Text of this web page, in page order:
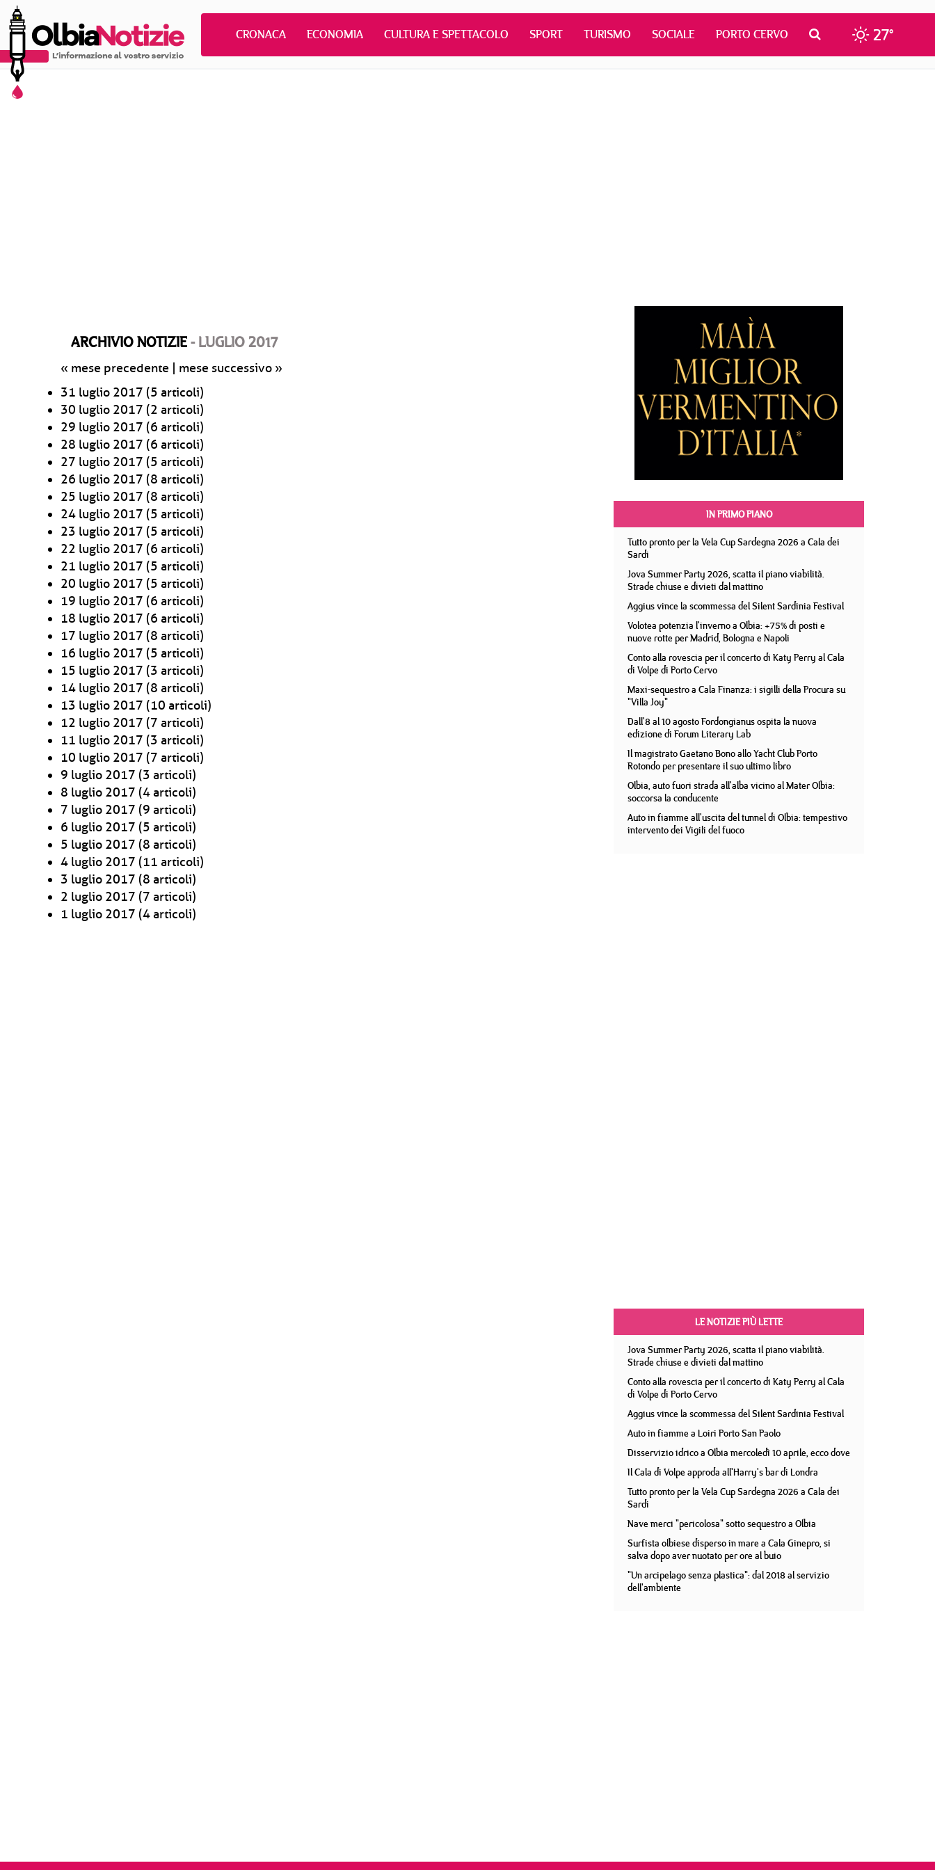
CRONACA ECONOMIA CULTURA E SPETTACOLO SPORT TURISMO SOCIALE PORTO CERVO 27°
ARCHIVIO NOTIZIE- LUGLIO 2017
« mese precedente
mese successivo »
31 luglio 2017 (5 articoli)
30 luglio 2017 (2 articoli)
29 luglio 2017 (6 articoli)
28 luglio 2017 (6 articoli)
27 luglio 2017 (5 articoli)
26 luglio 2017 (8 articoli)
25 luglio 2017 (8 articoli)
24 luglio 2017 (5 articoli)
23 luglio 2017 (5 articoli)
22 luglio 2017 (6 articoli)
21 luglio 2017 (5 articoli)
20 luglio 2017 (5 articoli)
19 luglio 2017 (6 articoli)
18 luglio 2017 (6 articoli)
17 luglio 2017 (8 articoli)
16 luglio 2017 (5 articoli)
15 luglio 2017 (3 articoli)
14 luglio 2017 (8 articoli)
13 luglio 2017 (10 articoli)
12 luglio 2017 (7 articoli)
11 luglio 2017 (3 articoli)
10 luglio 2017 (7 articoli)
9 luglio 2017 (3 articoli)
8 luglio 2017 (4 articoli)
7 luglio 2017 (9 articoli)
6 luglio 2017 (5 articoli)
5 luglio 2017 (8 articoli)
4 luglio 2017 (11 articoli)
3 luglio 2017 (8 articoli)
2 luglio 2017 (7 articoli)
1 luglio 2017 (4 articoli)
IN PRIMO PIANO
Tutto pronto per la Vela Cup Sardegna 2026 a Cala dei
Sardi
Jova Summer Party 2026, scatta il piano viabilità.
Strade chiuse e divieti dal mattino
Aggius vince la scommessa del Silent Sardinia Festival
Volotea potenzia l'inverno a Olbia: +75% di posti e
nuove rotte per Madrid, Bologna e Napoli
Conto alla rovescia per il concerto di Katy Perry al Cala
di Volpe di Porto Cervo
Maxi-sequestro a Cala Finanza: i sigilli della Procura su
"Villa Joy"
Dall'8 al 10 agosto Fordongianus ospita la nuova
edizione di Forum Literary Lab
Il magistrato Gaetano Bono allo Yacht Club Porto
Rotondo per presentare il suo ultimo libro
Olbia, auto fuori strada all'alba vicino al Mater Olbia:
soccorsa la conducente
Auto in fiamme all'uscita del tunnel di Olbia: tempestivo
intervento dei Vigili del fuoco
LE NOTIZIE PIÙ LETTE
Jova Summer Party 2026, scatta il piano viabilità.
Strade chiuse e divieti dal mattino
Conto alla rovescia per il concerto di Katy Perry al Cala
di Volpe di Porto Cervo
Aggius vince la scommessa del Silent Sardinia Festival
Auto in fiamme a Loiri Porto San Paolo
Disservizio idrico a Olbia mercoledì 10 aprile, ecco dove
Il Cala di Volpe approda all'Harry's bar di Londra
Tutto pronto per la Vela Cup Sardegna 2026 a Cala dei
Sardi
Nave merci "pericolosa" sotto sequestro a Olbia
Surfista olbiese disperso in mare a Cala Ginepro, si
salva dopo aver nuotato per ore al buio
"Un arcipelago senza plastica": dal 2018 al servizio
dell'ambiente